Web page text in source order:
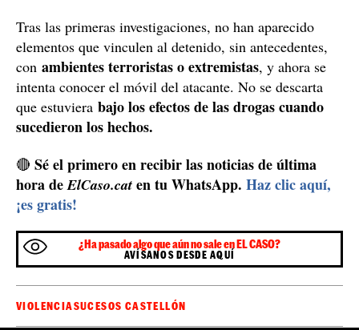
Tras las primeras investigaciones, no han aparecido
elementos que vinculen al detenido, sin antecedentes,
con ambientes terroristas o extremistas, y ahora se
intenta conocer el móvil del atacante. No se descarta
que estuviera bajo los efectos de las drogas cuando
sucedieron los hechos.
🔴 Sé el primero en recibir las noticias de última
hora deElCaso.cat en tu WhatsApp. Haz clic aquí,
¡es gratis!
¿Ha pasado algo que aún no sale en EL CASO?
AVÍSANOS DESDE AQUÍ
VIOLENCIASUCESOS CASTELLÓN